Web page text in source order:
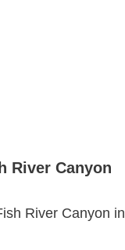
River Canyon
River Canyon in